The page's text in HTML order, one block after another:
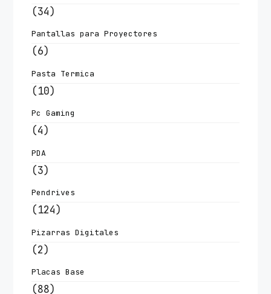
(34)
Pantallas para Proyectores
(6)
Pasta Termica
(10)
Pc Gaming
(4)
PDA
(3)
Pendrives
(124)
Pizarras Digitales
(2)
Placas Base
(88)